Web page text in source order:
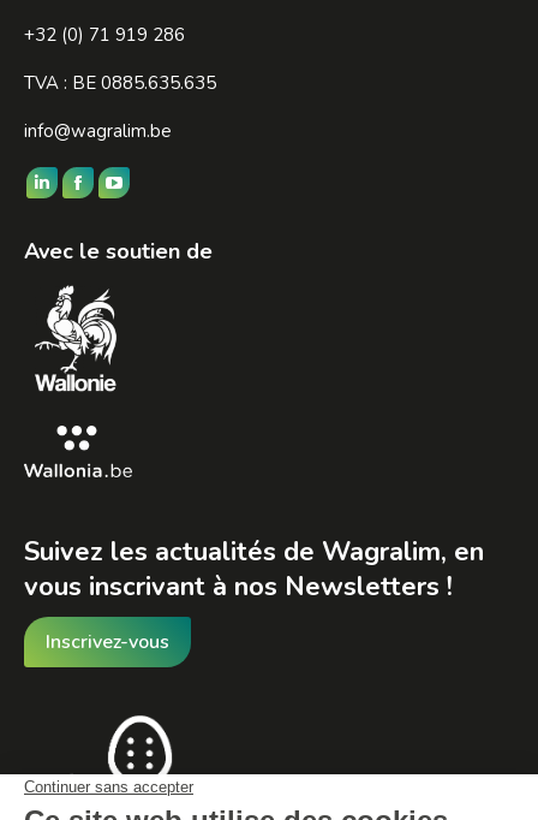
+32 (0) 71 919 286
TVA : BE 0885.635.635
info@wagralim.be
Trouvez nous sur :
Facebook
opens
new
window
YouTube
opens
new
window
LinkedIn
opens
new
window
Avec le soutien de
Suivez les actualités de Wagralim, en
vous inscrivant à nos Newsletters !
Inscrivez-vous